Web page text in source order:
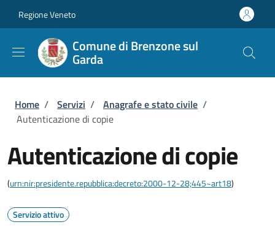
Regione Veneto
Comune di Brenzone sul
Garda
Briciole di pane
Home / Servizi / Anagrafe e stato civile /
Autenticazione di copie
Autenticazione di copie
(urn:nir:presidente.repubblica:decreto:2000-12-28;445~art18)
Servizio attivo